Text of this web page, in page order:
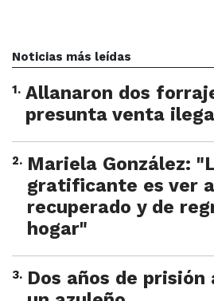
Noticias más leídas
1. Allanaron dos
presunta venta
2. Mariela González:
gratificante es ver
recuperado y de
hogar"
3. Dos años de